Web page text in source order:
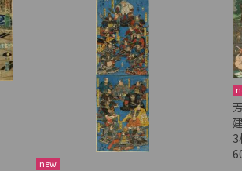
new
3